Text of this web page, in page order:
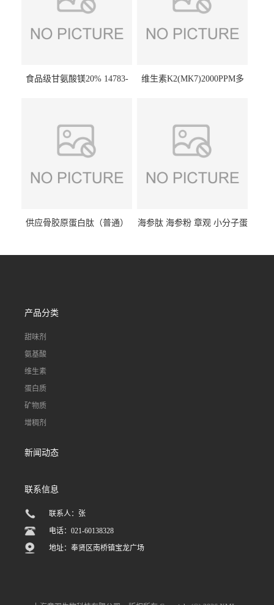
食品级甘氨酸镁20% 14783-
维生素K2(MK7)2000PPM多
供应骨胶原蛋白肽（普通）
海参肽 海参粉 章观 小分子蛋
产品分类
甜味剂
氨基酸
维生素
蛋白质
矿物质
增稠剂
新闻动态
联系信息
联系人：张
电话：021-60138328
地址：奉贤区南桥镇宝龙广场